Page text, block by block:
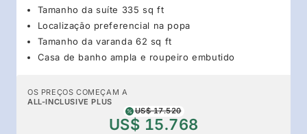
Tamanho da suíte 335 sq ft
Localização preferencial na popa
Tamanho da varanda 62 sq ft
Casa de banho ampla e roupeiro embutido
OS PREÇOS COMEÇAM A
ALL-INCLUSIVE PLUS
US$ 17.520
US$ 15.768